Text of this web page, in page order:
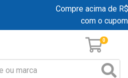
Compre acima de
com o cupom
0